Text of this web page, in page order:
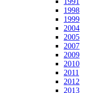
1998
1999
2004
2005
2007
2009
2010
2011
2012
2013